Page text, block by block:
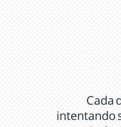
Cada
intentando